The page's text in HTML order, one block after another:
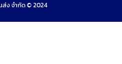
ง จำกัด © 2024